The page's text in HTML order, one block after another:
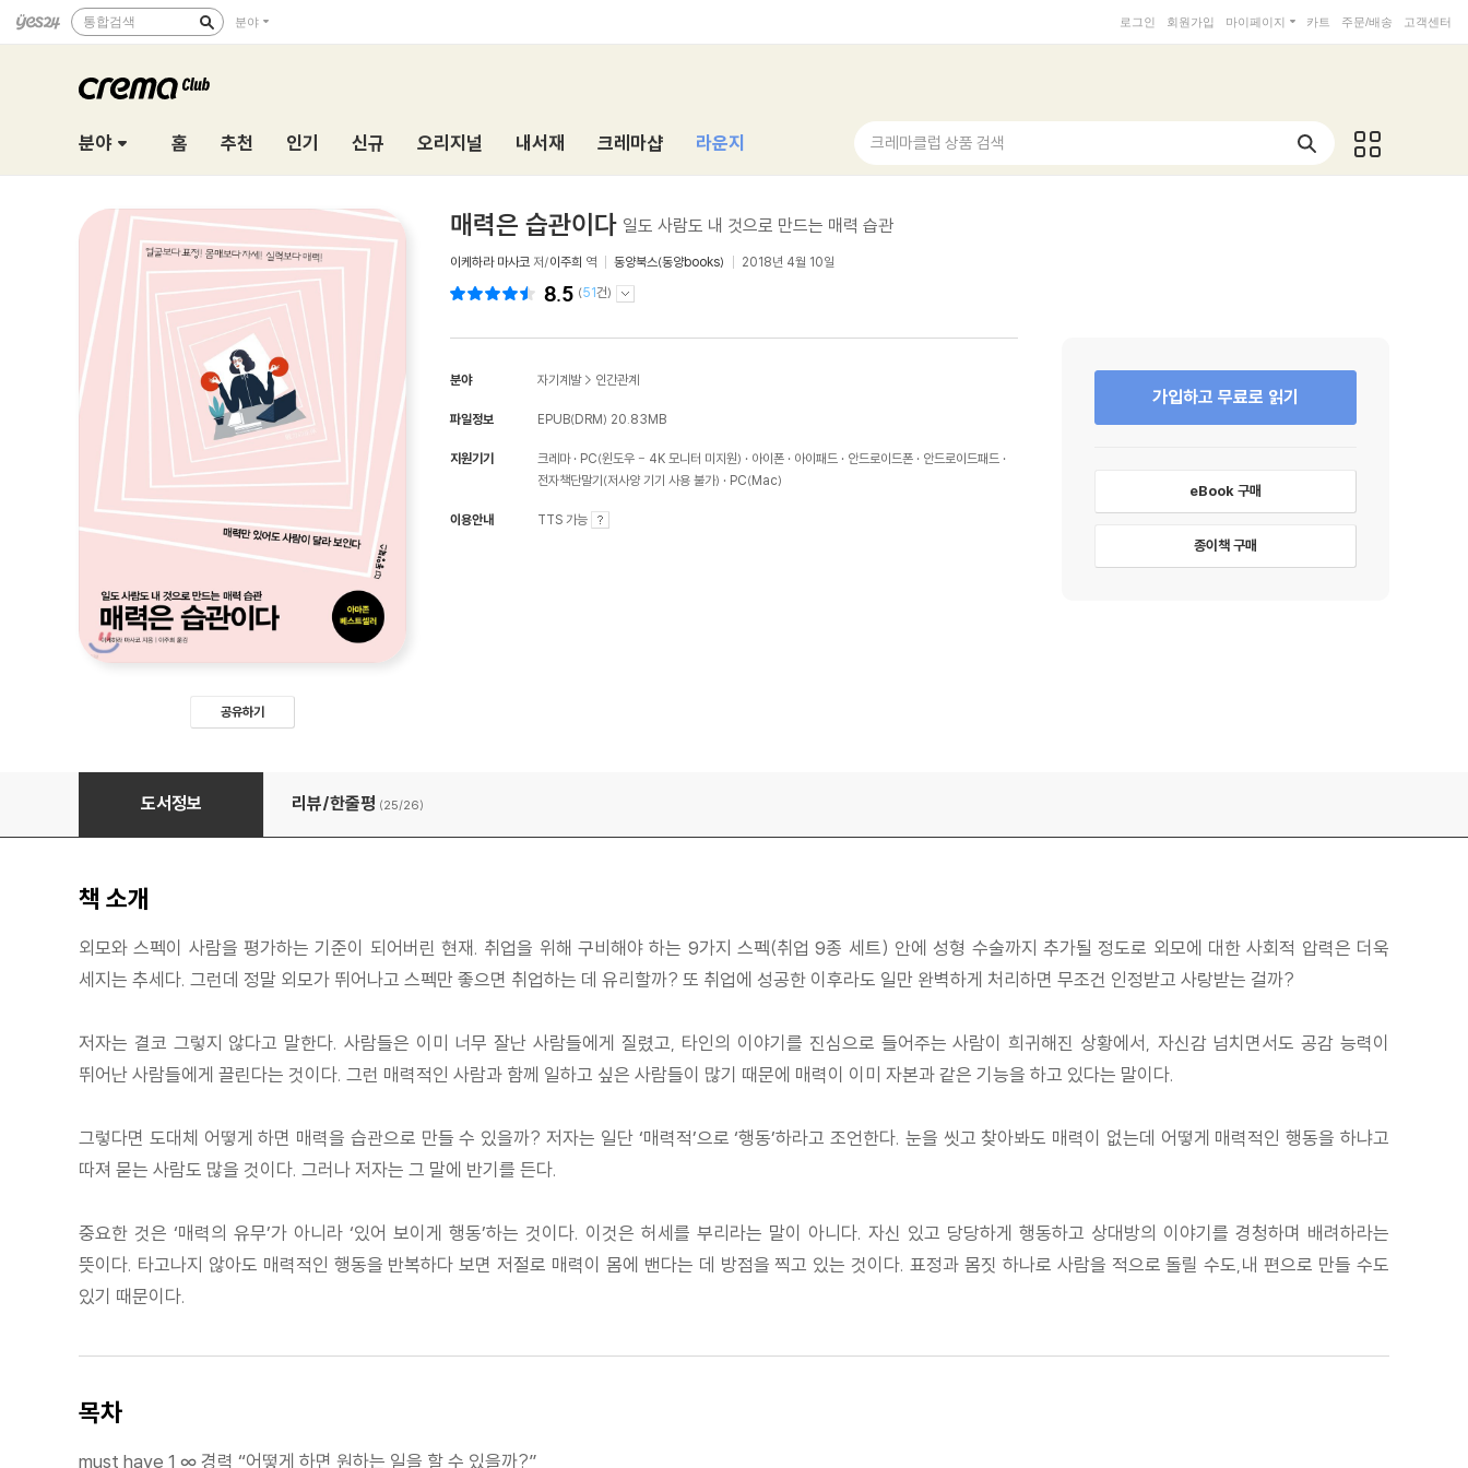
통합검색 분야 로그인 회원가입 마이페이지 카트 주문/배송 고객센터
분야 홈 추천 인기 신규 오리지널 내서재 크레마샵 라운지 크레마클럽 상품 검색
공유하기
매력은 습관이다 일도 사람도 내 것으로 만드는 매력 습관
이케하라 마사코 저/이주희 역 동양북스(동양books) 2018년 4월 10일
8.5 (51건)
분야 자기계발> 인간관계
파일정보 EPUB(DRM) 20.83MB
지원기기 크레마 PC(윈도우 - 4K 모니터 미지원) 아이폰 아이패드 안드로이드폰
안드로이드패드
전자책단말기(저사양 기기 사용 불가)
PC(Mac)
이용안내 TTS 가능
가입하고 무료로 읽기
eBook 구매
종이책 구매
매력은 습관이다
도서정보 리뷰/한줄평 (25/26)
책 소개
외모와 스펙이 사람을 평가하는 기준이 되어버린 현재. 취업을 위해 구비해야 하는 9가지 스펙(취업 9종 세트) 안에 성형 수술까지 추가될 정도로 외모에 대한 사회적 압력은 더욱
세지는 추세다. 그런데 정말 외모가 뛰어나고 스펙만 좋으면 취업하는 데 유리할까? 또 취업에 성공한 이후라도 일만 완벽하게 처리하면 무조건 인정받고 사랑받는 걸까?
저자는 결코 그렇지 않다고 말한다. 사람들은 이미 너무 잘난 사람들에게 질렸고, 타인의 이야기를 진심으로 들어주는 사람이 희귀해진 상황에서, 자신감 넘치면서도 공감 능력이
뛰어난 사람들에게 끌린다는 것이다. 그런 매력적인 사람과 함께 일하고 싶은 사람들이 많기 때문에 매력이 이미 자본과 같은 기능을 하고 있다는 말이다.
그렇다면 도대체 어떻게 하면 매력을 습관으로 만들 수 있을까? 저자는 일단 ‘매력적’으로 ‘행동’하라고 조언한다. 눈을 씻고 찾아봐도 매력이 없는데 어떻게 매력적인 행동을 하냐고
따져 묻는 사람도 많을 것이다. 그러나 저자는 그 말에 반기를 든다.
중요한 것은 ‘매력의 유무’가 아니라 ‘있어 보이게 행동’하는 것이다. 이것은 허세를 부리라는 말이 아니다. 자신 있고 당당하게 행동하고 상대방의 이야기를 경청하며 배려하라는
뜻이다. 타고나지 않아도 매력적인 행동을 반복하다 보면 저절로 매력이 몸에 밴다는 데 방점을 찍고 있는 것이다. 표정과 몸짓 하나로 사람을 적으로 돌릴 수도,내 편으로 만들 수도
있기 때문이다.
목차
must have 1 ∞ 경력 “어떻게 하면 원하는 일을 할 수 있을까?”